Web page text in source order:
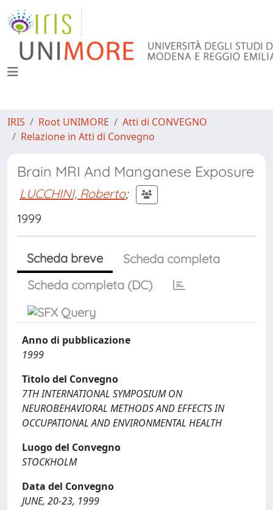
IRIS Root UNIMORE
Atti di CONVEGNO
Relazione in Atti di Convegno
Brain MRI And Manganese Exposure
LUCCHINI, Roberto;
1999
Scheda breve
Scheda completa
Scheda completa (DC)
Anno di pubblicazione
1999
Titolo del Convegno
7TH INTERNATIONAL SYMPOSIUM ON
NEUROBEHAVIORAL METHODS AND EFFECTS IN
OCCUPATIONAL AND ENVIRONMENTAL HEALTH
Luogo del Convegno
STOCKHOLM
Data del Convegno
JUNE, 20-23, 1999